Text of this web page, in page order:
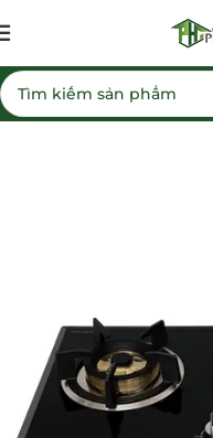
Trang chủ Bếp gas